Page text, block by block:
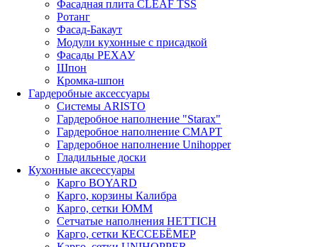
Фасадная плита CLEAF TSS
Ротанг
Фасад-Бакаут
Модули кухонные с присадкой
Фасады РЕХАУ
Шпон
Кромка-шпон
Гардеробные аксессуары
Системы ARISTO
Гардеробное наполнение "Starax"
Гардеробное наполнение СМАРТ
Гардеробное наполнение Unihopper
Гладильные доски
Кухонные аксессуары
Карго BOYARD
Карго, корзины Калибра
Карго, сетки ЮММ
Сетчатые наполнения HETTICH
Карго, сетки КЕССЕБЁМЕР